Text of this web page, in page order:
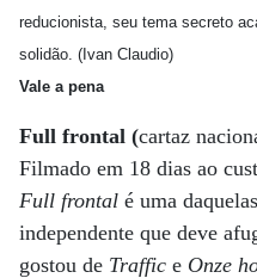
reducionista, seu tema secreto
solidão. (Ivan Claudio)
Vale a pena
Full frontal (cartaz
Filmado em 18 dias ao
Full frontal é uma
independente que deve
gostou de Traffic e Onze